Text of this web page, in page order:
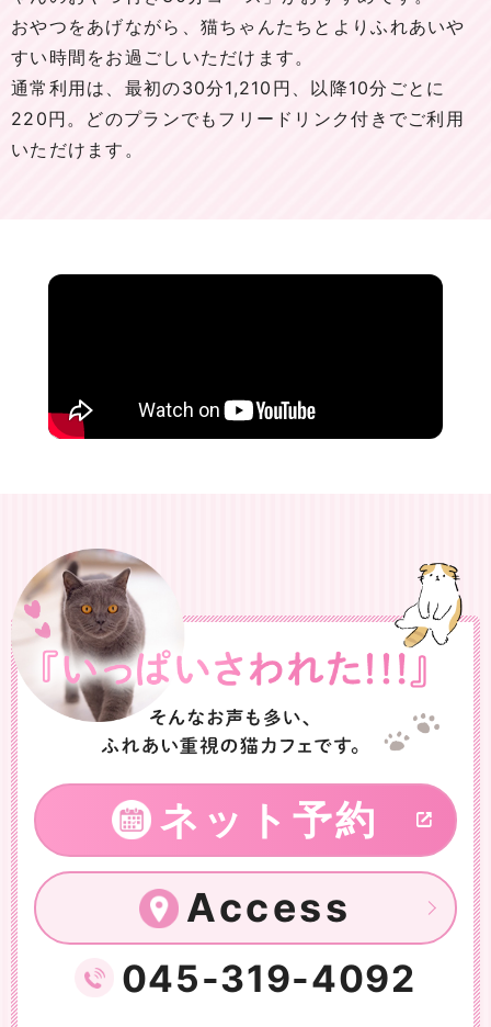
おやつをあげながら、猫ちゃんたちとよりふれあいや
すい時間をお過ごしいただけます。
通常利用は、最初の30分1,210円、以降10分ごとに
220円。どのプランでもフリードリンク付きでご利用
いただけます。
ネット予約
Access
045-319-4092